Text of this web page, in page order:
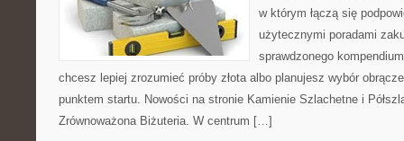
w którym łączą się
użytecznymi poradami
sprawdzonego
chcesz lepiej zrozumieć próby złota albo planujesz wybór
punktem startu. Nowości na stronie Kamienie Szlachetne i
Zrównoważona Biżuteria. W centrum […]